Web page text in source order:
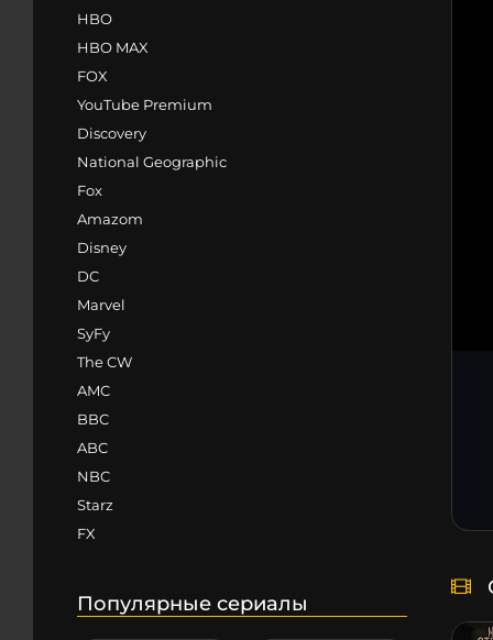
HBO
HBO MAX
FOX
YouTube Premium
Discovery
National Geographic
Fox
Amazom
Disney
DC
Marvel
SyFy
The CW
AMC
BBC
ABC
NBC
Starz
FX
Популярные сериалы